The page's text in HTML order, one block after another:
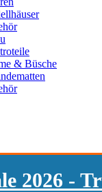
& Büsche
2026 -